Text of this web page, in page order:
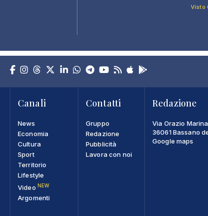
Visto
Canali
News
Economia
Cultura
Sport
Territorio
Lifestyle
Video NEW
Argomenti
Contatti
Gruppo
Redazione
Pubblicità
Lavora con noi
Redazione
Via Orazio
36061 Bassano
Google maps